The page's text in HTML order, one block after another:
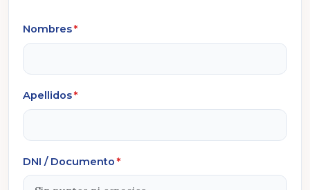
Nombres*
Apellidos*
DNI / Documento*